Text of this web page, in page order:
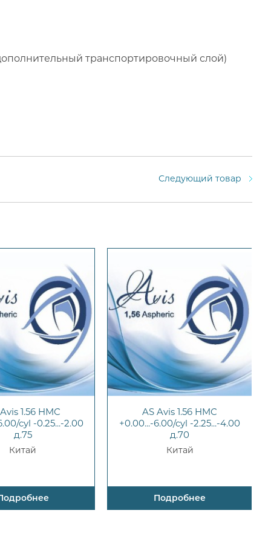
транспортировочный слой)
Следующий товар
1.56 HMC
cyl -0.25...-2.00
д.75
Китай
AS Avis 1.56 HMC
+0.00...-6.00/cyl -2.25...-4.00
д.70
Китай
Подробнее